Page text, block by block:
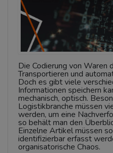
Die Codierung von Waren
Transportieren und
Doch es gibt viele
Informationen speichern
mechanisch, optisch.
Logistikbranche müssen
werden, um eine
so behält man den
Einzelne Artikel müssen
identifizierbar erfasst
organisatorische Chaos.